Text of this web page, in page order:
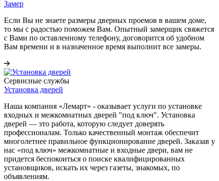
Замер
Если Вы не знаете размеры дверных проемов в вашем доме,
то мы с радостью поможем Вам. Опытный замерщик свяжется
с Вами по оставленному телефону, договорится об удобном
Вам времени и в назначенное время выполнит все замеры.
Сервисные службы
Установка дверей
Наша компания «Лемарт» - оказывает услуги по установке
входных и межкомнатных дверей "под ключ". Установка
дверей — это работа, которую следует доверять
профессионалам. Только качественный монтаж обеспечит
многолетнее правильное функционирование дверей. Заказав у
нас «под ключ» межкомнатные и входные двери, вам не
придется беспокоиться о поиске квалифицированных
установщиков, искать их через газеты, знакомых, по
объявлениям.